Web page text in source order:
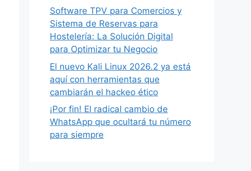
Software TPV para Comercios y
Sistema de Reservas para
Hostelería: La Solución Digital
para Optimizar tu Negocio
El nuevo Kali Linux 2026.2 ya está
aquí con herramientas que
cambiarán el hackeo ético
¡Por fin! El radical cambio de
WhatsApp que ocultará tu número
para siempre